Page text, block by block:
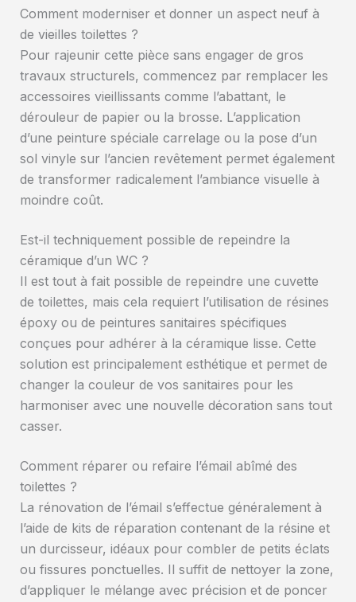
Comment moderniser et donner un aspect neuf à
de vieilles toilettes ?
Pour rajeunir cette pièce sans engager de gros
travaux structurels, commencez par remplacer les
accessoires vieillissants comme l’abattant, le
dérouleur de papier ou la brosse. L’application
d’une peinture spéciale carrelage ou la pose d’un
sol vinyle sur l’ancien revêtement permet également
de transformer radicalement l’ambiance visuelle à
moindre coût.
Est-il techniquement possible de repeindre la
céramique d’un WC ?
Il est tout à fait possible de repeindre une cuvette
de toilettes, mais cela requiert l’utilisation de résines
époxy ou de peintures sanitaires spécifiques
conçues pour adhérer à la céramique lisse. Cette
solution est principalement esthétique et permet de
changer la couleur de vos sanitaires pour les
harmoniser avec une nouvelle décoration sans tout
casser.
Comment réparer ou refaire l’émail abîmé des
toilettes ?
La rénovation de l’émail s’effectue généralement à
l’aide de kits de réparation contenant de la résine et
un durcisseur, idéaux pour combler de petits éclats
ou fissures ponctuelles. Il suffit de nettoyer la zone,
d’appliquer le mélange avec précision et de poncer